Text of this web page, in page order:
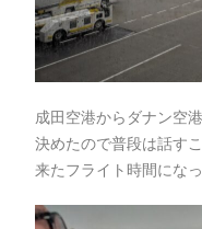
成田空港からダナン空
決めたので普段は話す
来たフライト時間にな